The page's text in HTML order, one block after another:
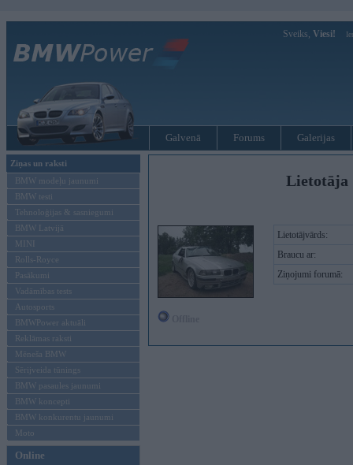
Sveiks, Viesi!
Galvenā Forums Galerijas
Ziņas un raksti
BMW modeļu jaunumi
BMW testi
Tehnoloģijas & sasniegumi
BMW Latvijā
MINI
Rolls-Royce
Pasākumi
Vadāmības tests
Autosports
BMWPower aktuāli
Reklāmas raksti
Mēneša BMW
Sērijveida tūnings
BMW pasaules jaunumi
BMW koncepti
BMW konkurentu jaunumi
Moto
Online
Lietotāja
Lietotājvārds:
Braucu ar:
Ziņojumi forumā: